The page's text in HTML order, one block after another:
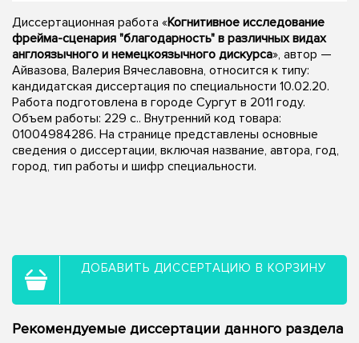
Диссертационная работа «Когнитивное исследование
фрейма-сценария "благодарность" в различных видах
англоязычного и немецкоязычного дискурса», автор —
Айвазова, Валерия Вячеславовна, относится к типу:
кандидатская диссертация по специальности 10.02.20.
Работа подготовлена в городе Сургут в 2011 году.
Объем работы: 229 с.. Внутренний код товара:
01004984286. На странице представлены основные
сведения о диссертации, включая название, автора, год,
город, тип работы и шифр специальности.
ДОБАВИТЬ ДИССЕРТАЦИЮ В КОРЗИНУ
Рекомендуемые диссертации данного раздела